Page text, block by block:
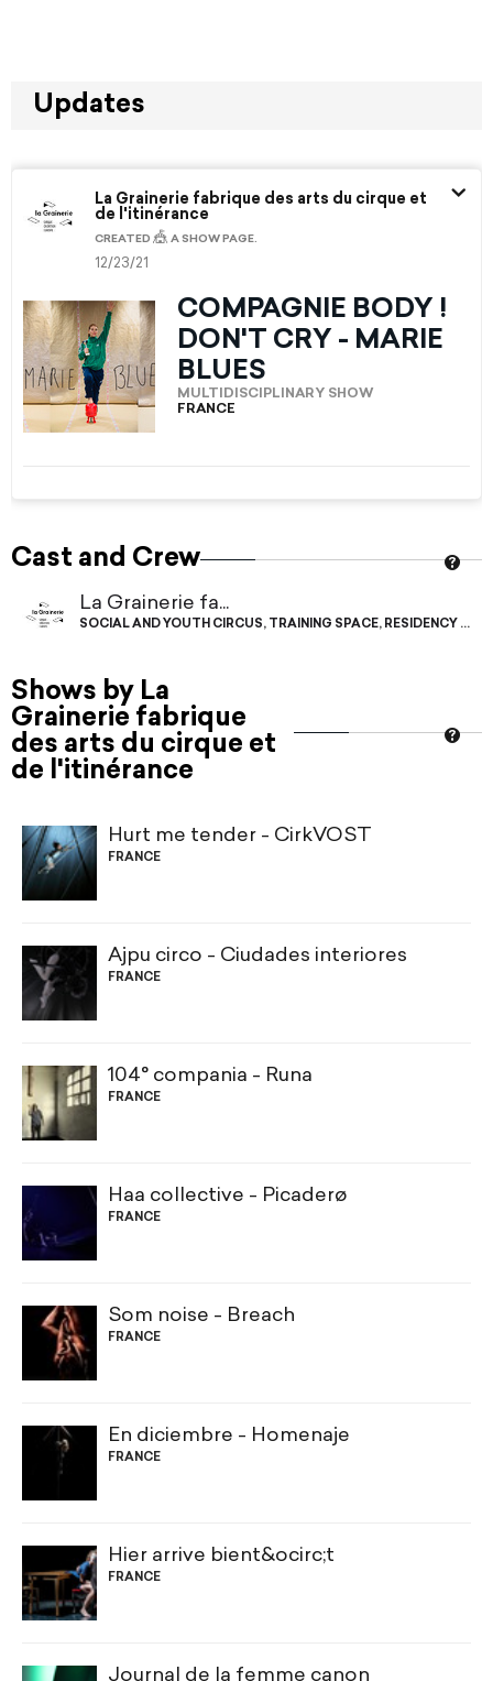
Cast and Crew
La Grainerie fa...
SOCIAL AND YOUTH CIRCUS, TRAINING SPACE, RESIDENCY
Shows by La
Grainerie fabrique
des arts du cirque et
de l'itinérance
Hurt me tender - CirkVOST
FRANCE
Ajpu circo - Ciudades interiores
FRANCE
104° compania - Runa
FRANCE
Haa collective - Picaderø
FRANCE
Som noise - Breach
FRANCE
En diciembre - Homenaje
FRANCE
Hier arrive bient&ocirc;t
FRANCE
Journal de la femme canon
Updates
La Grainerie fabrique des arts du cirque et
de l'itinérance
CREATED 🎪 A SHOW PAGE.
12/23/21
COMPAGNIE BODY !
DON'T CRY - MARIE
BLUES
MULTIDISCIPLINARY SHOW
FRANCE